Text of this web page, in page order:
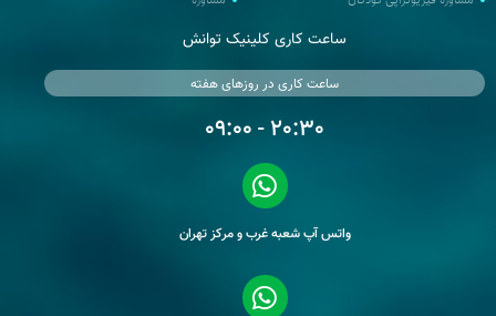
ساعت کاری کلینیک توانش
ساعت کاری در روزهای هفته
20:30 - 09:00
واتس آپ شعبه غرب و مرکز تهران